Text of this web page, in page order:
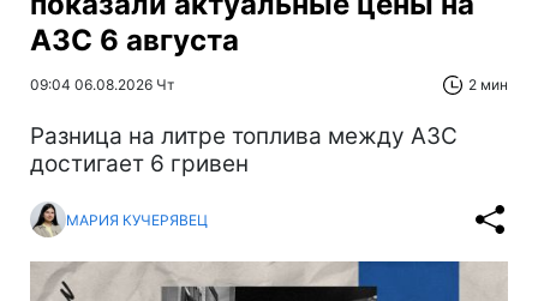
АЗС 6 августа
09:04 06.08.2026 Чт 2 мин
Разница на литре топлива между АЗС
достигает 6 гривен
МАРИЯ КУЧЕРЯВЕЦ